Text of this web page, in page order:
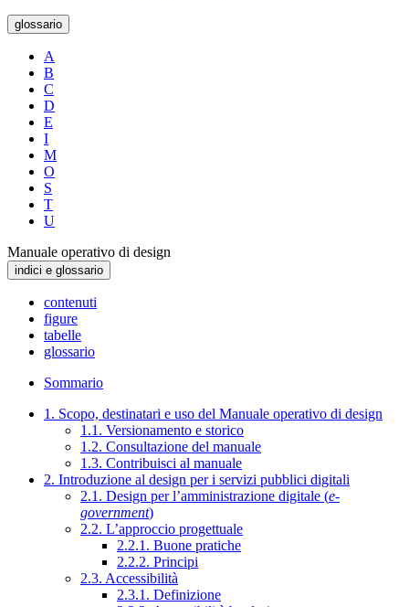
glossario
A
B
C
D
E
I
M
O
S
T
U
Manuale operativo di design
indici e glossario
contenuti
figure
tabelle
glossario
Sommario
1. Scopo, destinatari e uso del Manuale operativo di design
1.1. Versionamento e storico
1.2. Consultazione del manuale
1.3. Contribuisci al manuale
2. Introduzione al design per i servizi pubblici digitali
2.1. Design per l’amministrazione digitale (e-
government)
2.2. L’approccio progettuale
2.2.1. Buone pratiche
2.2.2. Principi
2.3. Accessibilità
2.3.1. Definizione